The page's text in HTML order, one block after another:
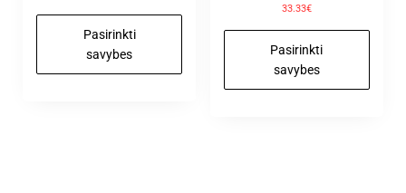
Pasirinkti
savybes
33.33€
Pasirinkti
savybes